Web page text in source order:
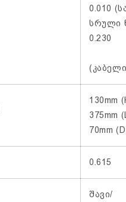
0.010
სრული
0.230
130mm
375mm
70mm
0.615
შავი/